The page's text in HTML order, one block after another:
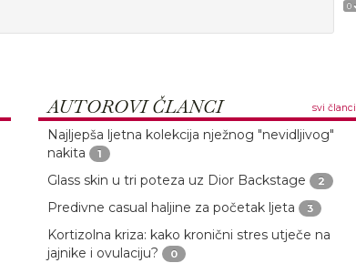
0
AUTOROVI ČLANCI svi članci
Najljepša ljetna kolekcija nježnog "nevidljivog"
nakita
1
Glass skin u tri poteza uz Dior Backstage 2
Predivne casual haljine za početak ljeta 3
Kortizolna kriza: kako kronični stres utječe na
jajnike i ovulaciju?
0